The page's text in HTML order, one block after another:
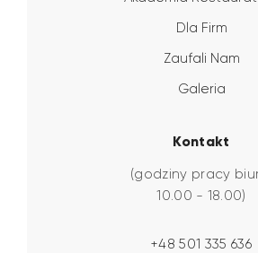
Dla Firm
Zaufali Nam
Galeria
Kontakt
(godziny pracy
10.00 - 18.00)
+48 501 335 636